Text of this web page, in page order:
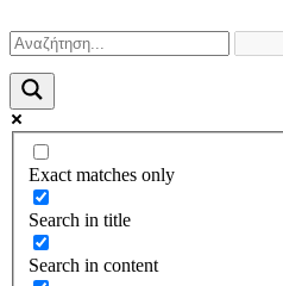
Exact matches only
Search in title
Search in content